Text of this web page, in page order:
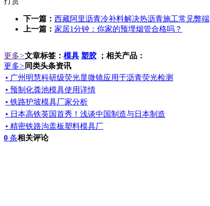
下一篇： 西藏阿里沥青冷补料解决热沥青施工常见弊端
上一篇： 家居1分钟：你家的预埋烟管合格吗？
更多>文章标签： 模具 塑胶；相关产品：
更多> 同类头条资讯
• 广州明慧科研级荧光显微镜应用于沥青荧光检测
• 预制化粪池模具使用详情
• 铁路护坡模具厂家分析
• 日本高铁英国首秀！浅谈中国制造与日本制造
• 精密铁路沟盖板塑料模具厂
0 条相关评论